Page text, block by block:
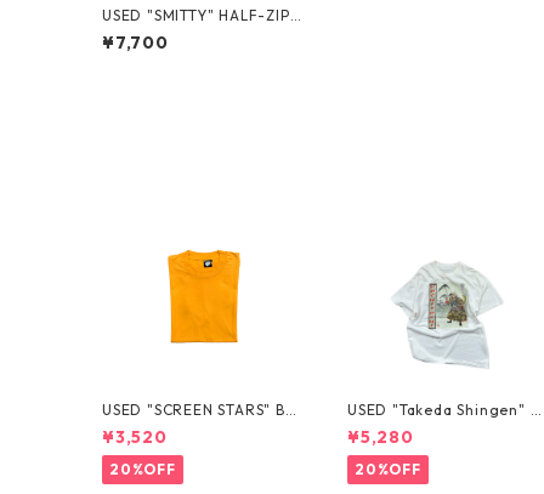
USED "SMITTY" HALF-ZIP
PULLOVER
¥7,700
USED "SCREEN STARS" BL
ANK TEE
¥3,520
20%OFF
USED "Takeda Shingen" T
EE
¥5,280
20%OFF